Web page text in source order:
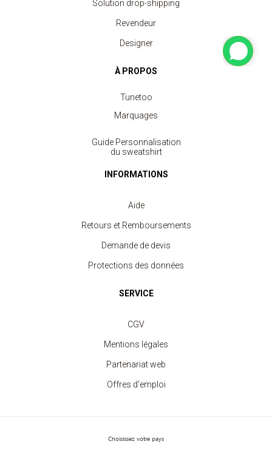
Sweat Enfant Col Rond
Solution drop-shipping
Revendeur
Designer
À PROPOS
Tunetoo
Marquages
Guide Personnalisation
du sweatshirt
INFORMATIONS
Aide
Retours et Remboursements
Demande de devis
Protections des données
SERVICE
CGV
Mentions légales
Partenariat web
Offres d'emploi
Choisissez votre pays